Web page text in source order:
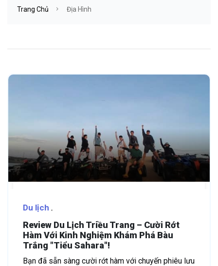
Trang Chủ Địa Hình
Du lịch
Review Du Lịch Triều Trang – Cười Rớt
Hàm Với Kinh Nghiệm Khám Phá Bàu
Trắng "Tiểu Sahara"!
Bạn đã sẵn sàng cười rớt hàm với chuyến phiêu lưu